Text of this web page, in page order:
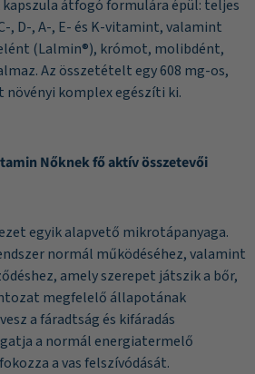
átfogó formulára épül: teljes
, D-, A-, E- és K-vitamint, valamint
(Lalmin®), krómot, molibdént,
Az összetételt egy 608 mg-os,
komplex egészíti ki.
Nőknek fő aktív összetevői
egyik alapvető mikrotápanyaga.
normál működéséhez, valamint
amely szerepet játszik a bőr,
megfelelő állapotának
a fáradtság és kifáradás
a normál energiatermelő
a vas felszívódását.